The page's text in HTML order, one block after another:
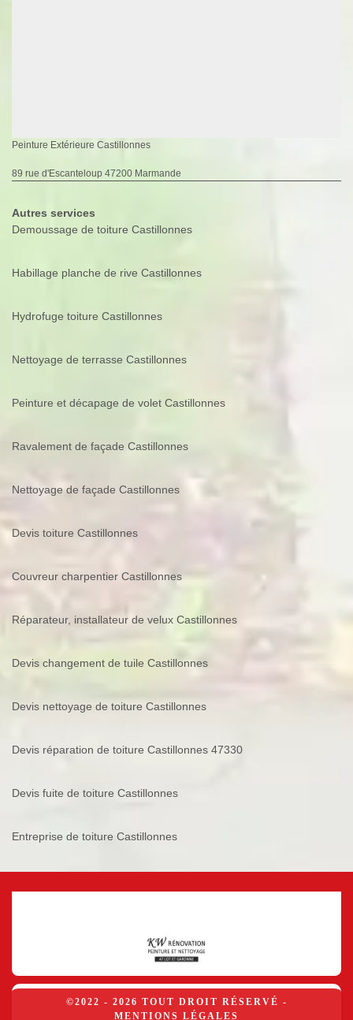
Peinture Extérieure Castillonnes
89 rue d'Escanteloup 47200 Marmande
Autres services
Demoussage de toiture Castillonnes
Habillage planche de rive Castillonnes
Hydrofuge toiture Castillonnes
Nettoyage de terrasse Castillonnes
Peinture et décapage de volet Castillonnes
Ravalement de façade Castillonnes
Nettoyage de façade Castillonnes
Devis toiture Castillonnes
Couvreur charpentier Castillonnes
Réparateur, installateur de velux Castillonnes
Devis changement de tuile Castillonnes
Devis nettoyage de toiture Castillonnes
Devis réparation de toiture Castillonnes 47330
Devis fuite de toiture Castillonnes
Entreprise de toiture Castillonnes
©2022 - 2026 TOUT DROIT RÉSERVÉ -
MENTIONS LÉGALES